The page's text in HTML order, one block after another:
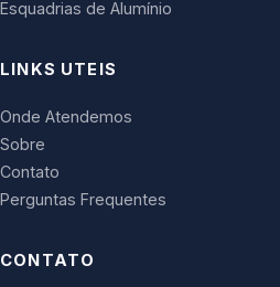
Esquadrias de Alumínio
LINKS UTEIS
Onde Atendemos
Sobre
Contato
Perguntas Frequentes
CONTATO